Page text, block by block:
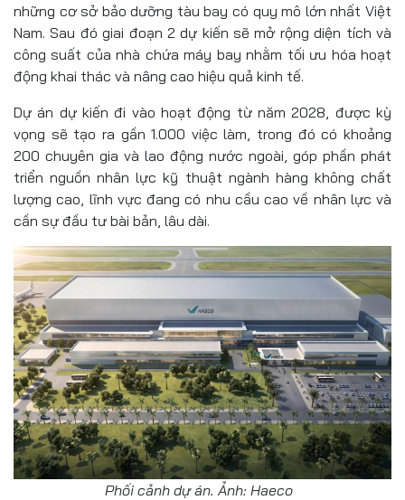
những cơ sở bảo dưỡng tàu bay có quy mô lớn nhất Việt
Nam. Sau đó giai đoạn 2 dự kiến sẽ mở rộng diện tích và
công suất của nhà chứa máy bay nhằm tối ưu hóa hoạt
động khai thác và nâng cao hiệu quả kinh tế.
Dự án dự kiến đi vào hoạt động từ năm 2028, được kỳ
vọng sẽ tạo ra gần 1.000 việc làm, trong đó có khoảng
200 chuyên gia và lao động nước ngoài, góp phần phát
triển nguồn nhân lực kỹ thuật ngành hàng không chất
lượng cao, lĩnh vực đang có nhu cầu cao về nhân lực và
cần sự đầu tư bài bản, lâu dài.
Phối cảnh dự án. Ảnh: Haeco